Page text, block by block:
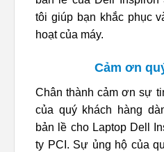
tôi giúp bạn khắc phục
hoạt của máy.
Cảm ơn
Chân thành cảm ơn sự
của quý khách hàng
bản lề cho Laptop Dell
ty PCI. Sự ủng hộ của